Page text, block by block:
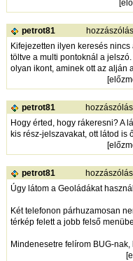
[
petrot81
Kifejezetten ilyen keresés
töltve a multi pontoknál a
olyan ikont, aminek ott az alján
[
petrot81
Hogy érted, hogy rákeresni? A
kis rész-jelszavakat, ott látod is
[
petrot81
Úgy látom a Geoládákat
Két telefonon párhuzamosan
térkép felett a jobb felső
Mindenesetre felírom BUG-
[